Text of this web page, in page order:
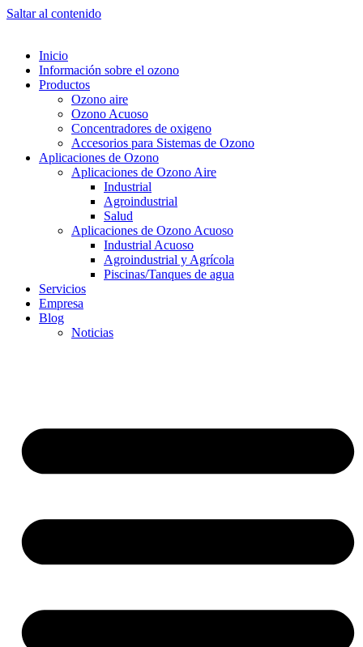
Saltar al contenido
Inicio
Información sobre el ozono
Productos
Ozono aire
Ozono Acuoso
Concentradores de oxigeno
Accesorios para Sistemas de Ozono
Aplicaciones de Ozono
Aplicaciones de Ozono Aire
Industrial
Agroindustrial
Salud
Aplicaciones de Ozono Acuoso
Industrial Acuoso
Agroindustrial y Agrícola
Piscinas/Tanques de agua
Servicios
Empresa
Blog
Noticias